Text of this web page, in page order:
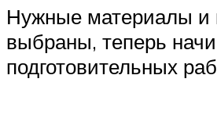
Нужные материалы и
выбраны, теперь
подготовительных